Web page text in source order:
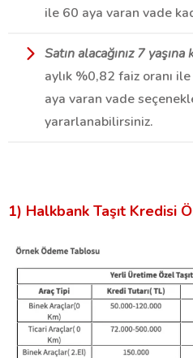
ile 60 aya varan vade
Satın alacağınız 7 yaşına
aylık %0,82 faiz oranı
aya varan vade
yararlanabilirsiniz.
1) Halkbank Taşıt Kredisi